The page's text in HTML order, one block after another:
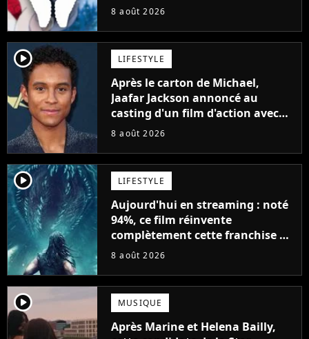
8 août 2026
player2 LIFESTYLE
Après le carton de Michael,
Jaafar Jackson annoncé au
casting d'un film d'action avec
Will Smith
8 août 2026
player2 LIFESTYLE
Aujourd'hui en streaming : noté
94%, ce film réinvente
complètement cette franchise de
science-fiction vieille de 40 ans
8 août 2026
player2 MUSIQUE
Après Marine et Helena Bailly,